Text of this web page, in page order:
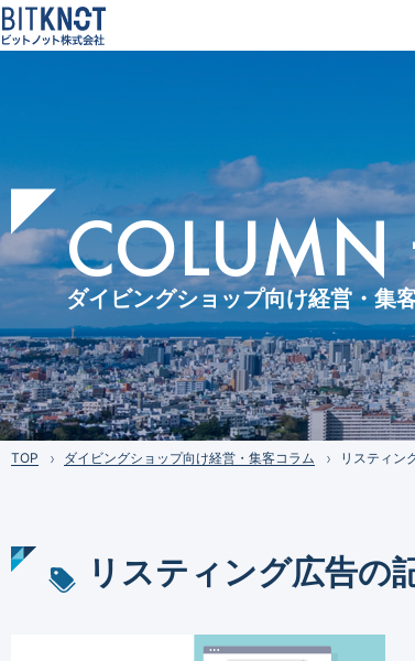
COLUMN
ダイビングショップ向け経営・集
TOP ダイビングショップ向け経営・集客コラム リスティン
リスティング広告の